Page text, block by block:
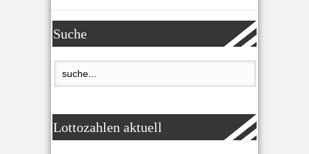
Suche
Lottozahlen aktuell